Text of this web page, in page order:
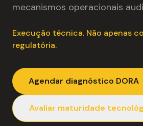
mecanismos operacionais
Execução técnica. Não apenas
regulatória.
Agendar diagnóstico DORA
Avaliar maturidade